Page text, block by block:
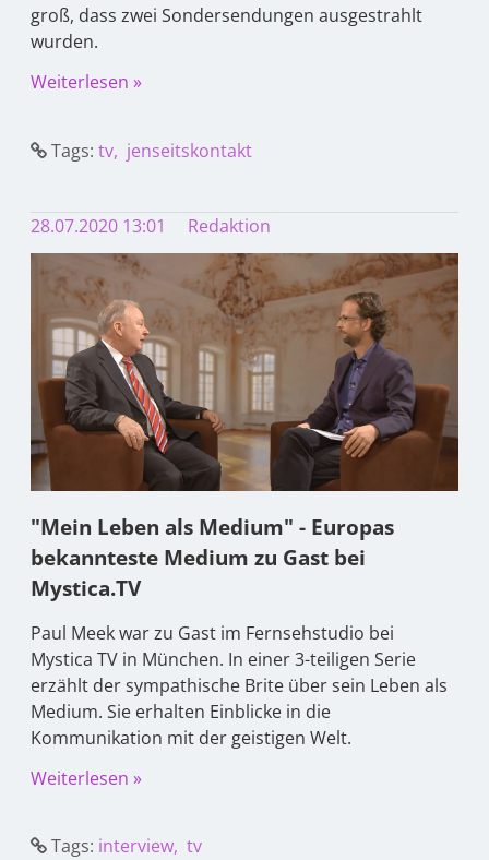
groß, dass zwei Sondersendungen ausgestrahlt
wurden.
Weiterlesen »
Tags:tv jenseitskontakt
28.07.2020 13:01 Redaktion
"Mein Leben als Medium" - Europas
bekannteste Medium zu Gast bei
Mystica.TV
Paul Meek war zu Gast im Fernsehstudio bei
Mystica TV in München. In einer 3-teiligen Serie
erzählt der sympathische Brite über sein Leben als
Medium. Sie erhalten Einblicke in die
Kommunikation mit der geistigen Welt.
Weiterlesen »
Tags: interview tv